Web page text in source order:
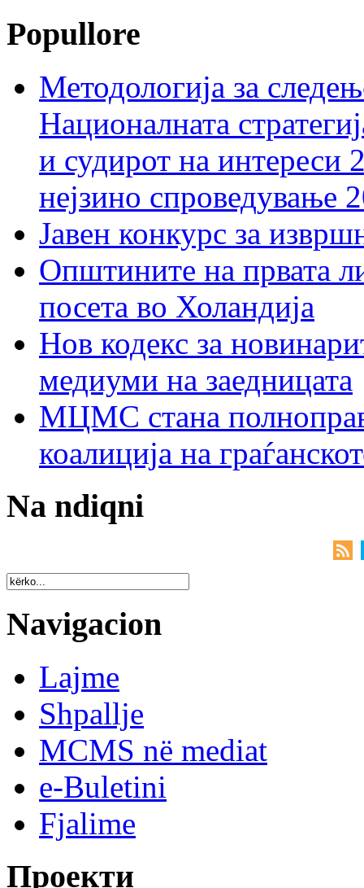
Popullore
Методологија за
Националната
и судирот на интереси
нејзино спроведување
Јавен конкурс за
Општините на првата
посета во Холандија
Нов кодекс за
медиуми на заедницата
МЦМС стана
коалиција на
Na ndiqni
Navigacion
Lajme
Shpallje
MCMS në mediat
e-Buletini
Fjalime
Проекти